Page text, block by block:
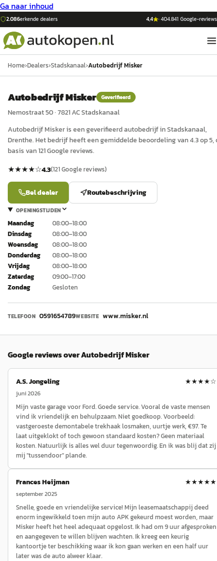
Ga naar inhoud
2.086erkende dealers 4,4 ·404.841 Google-reviews
Home›Dealers›Stadskanaal›Autobedrijf Misker
Autobedrijf Misker Geverifieerd
Nemostraat 50·7821 ACStadskanaal
Autobedrijf Miskeris eengeverifieerdautobedrijf inStadskanaal,
Drenthe. Het bedrijf heeft een gemiddelde beoordeling van 4.3 op 5,
basis van 121 Google reviews.
★★★★☆4.3(121Google reviews)
Bel dealer Routebeschrijving
OPENINGSTIJDEN
Maandag
08:00–18:00
Dinsdag
08:00–18:00
Woensdag
08:00–18:00
Donderdag
08:00–18:00
Vrijdag
08:00–18:00
Zaterdag
09:00–17:00
Zondag
Gesloten
TELEFOON 0591654789WEBSITE www.misker.nl
Google reviews overAutobedrijf Misker
A.S. Jongeling
juni 2026
★★★★☆
Mijn vaste garage voor Ford. Goede service. Vooral de vaste mensen
vind ik vriendelijk en behulpzaam. Niet goedkoop. Voorbeeld:
vastgeroeste demontabele trekhaak losmaken, uurtje werk, €97. Te
laat uitgeklokt of toch gewoon standaard kosten? Geen materiaal
kosten. Natuurlijk is alles wel duur tegenwoordig. En ik was blij dat zij
mij "tussendoor" plande.
Frances Heijman
september 2025
★★★★★
Snelle, goede en vriendelijke service! Mijn leasemaatschappij deed
enorm ingewikkeld toen mijn auto APK gekeurd moest worden, maar
Misker heeft het heel adequaat opgelost. Ik had om 9 uur afgesproken
en aangegeven te willen blijven wachten. Ik kreeg een keurig
kantoortje ter beschikking waar ik kon gaan werken en een half uur
later was de auto alweer klaar.